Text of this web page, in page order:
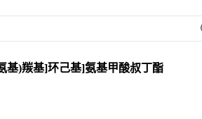
基)羰基]环己基]氨基甲酸叔丁酯